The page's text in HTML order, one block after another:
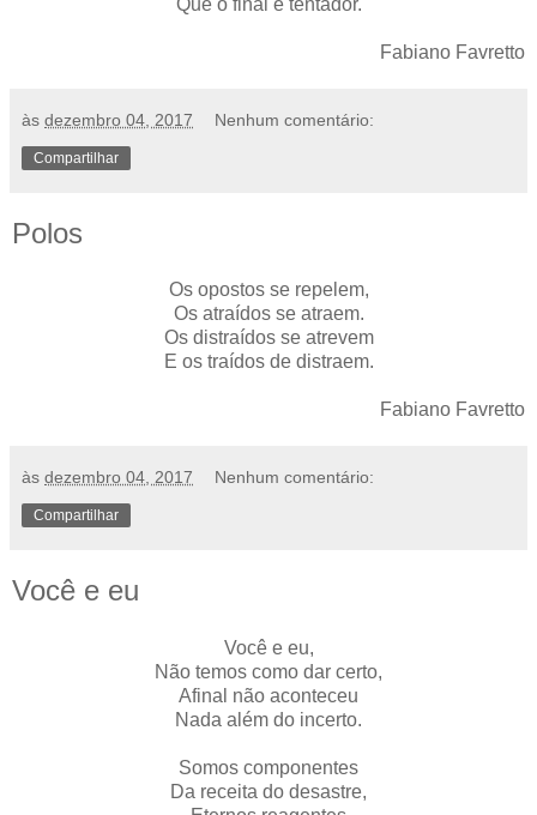
Fabiano Favretto
às dezembro 04, 2017 Nenhum comentário:
Compartilhar
Polos
Os opostos se repelem,
Os atraídos se atraem.
Os distraídos se atrevem
E os traídos de distraem.
Fabiano Favretto
às dezembro 04, 2017 Nenhum comentário:
Compartilhar
Você e eu
Você e eu,
Não temos como dar certo,
Afinal não aconteceu
Nada além do incerto.
Somos componentes
Da receita do desastre,